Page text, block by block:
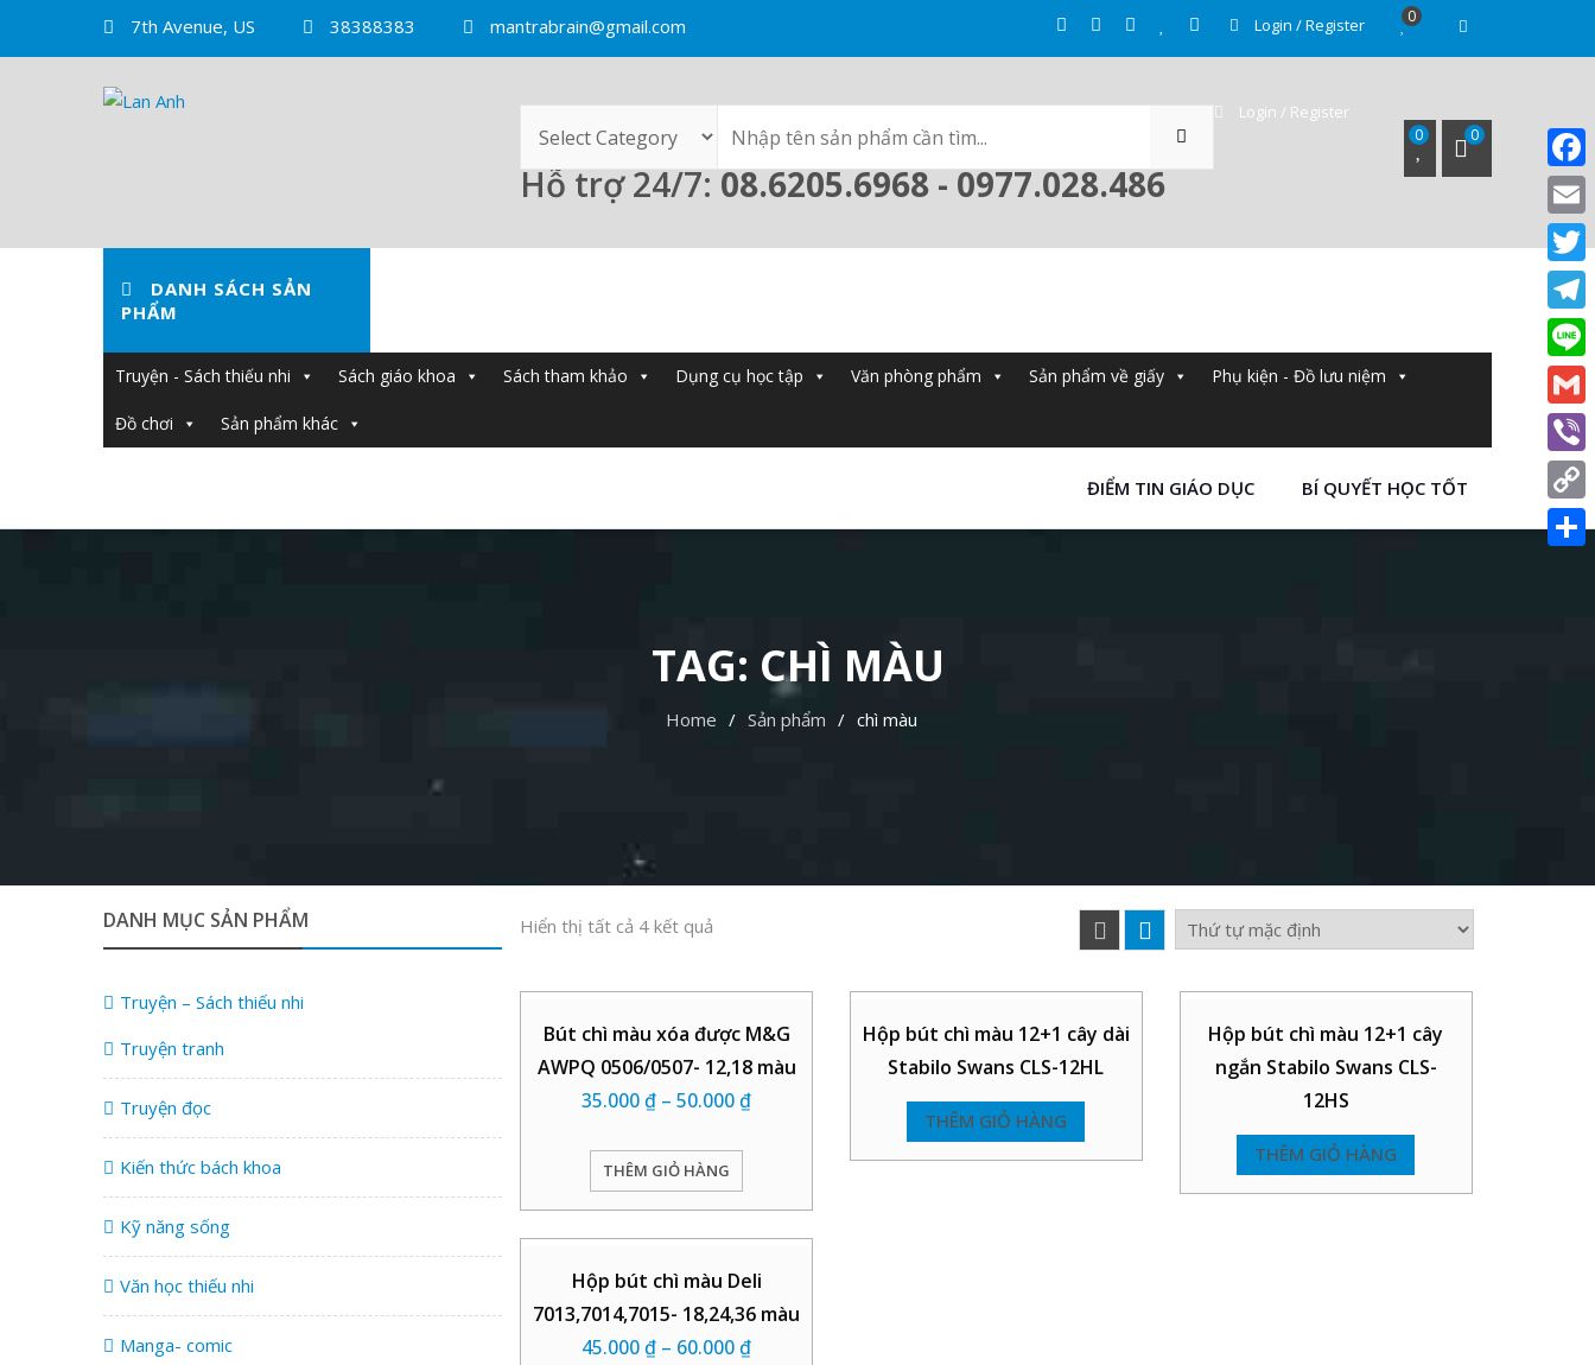
7th Avenue, US 38388383 mantrabrain@gmail.com Login / Register 0
Hỗ trợ 24/7:08.6205.6968 - 0977.028.486
Login / Register
0
0
DANH SÁCH SẢN
PHẨM
Truyện - Sách thiếu nhi Sách giáo khoa Sách tham khảo Dụng cụ học tập Văn phòng phẩm Sản phẩm về giấy Phụ kiện - Đồ lưu niệm
Đồ chơi Sản phẩm khác
ĐIỂM TIN GIÁO DỤC BÍ QUYẾT HỌC TỐT
TAG: CHÌ MÀU
Home Sản phẩm chì màu
Hiển thị tất cả 4 kết quả
Bút chì màu xóa được M&G
AWPQ 0506/0507- 12,18 màu
35.000₫ –50.000₫
THÊM GIỎ HÀNG
Hộp bút chì màu 12+1 cây dài
Stabilo Swans CLS-12HL
THÊM GIỎ HÀNG
Hộp bút chì màu 12+1 cây
ngắn Stabilo Swans CLS-
12HS
THÊM GIỎ HÀNG
Hộp bút chì màu Deli
7013,7014,7015- 18,24,36 màu
45.000₫ – 60.000₫
DANH MỤC SẢN PHẨM
Truyện – Sách thiếu nhi
Truyện tranh
Truyện đọc
Kiến thức bách khoa
Kỹ năng sống
Văn học thiếu nhi
Manga- comic
Email
Line
Gmail
Viber
Copy